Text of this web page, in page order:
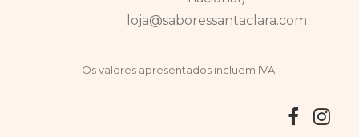
loja@saboressantaclara.com
Os valores apresentados incluem IVA.